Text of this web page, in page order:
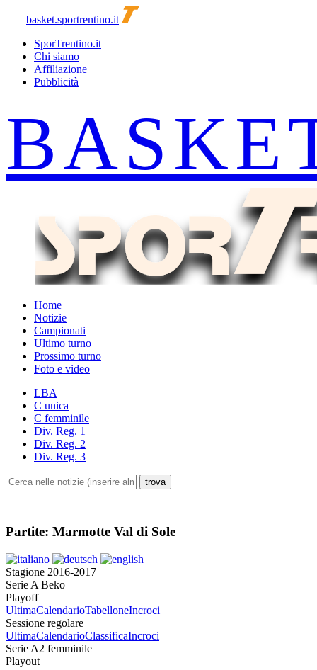
basket.sportrentino.it
SporTrentino.it
Chi siamo
Affiliazione
Pubblicità
Home
Notizie
Campionati
Ultimo turno
Prossimo turno
Foto e video
LBA
C unica
C femminile
Div. Reg. 1
Div. Reg. 2
Div. Reg. 3
Partite: Marmotte Val di Sole
Stagione 2016-2017
Serie A Beko
Playoff
UltimaCalendarioTabelloneIncroci
Sessione regolare
UltimaCalendarioClassificaIncroci
Serie A2 femminile
Playout